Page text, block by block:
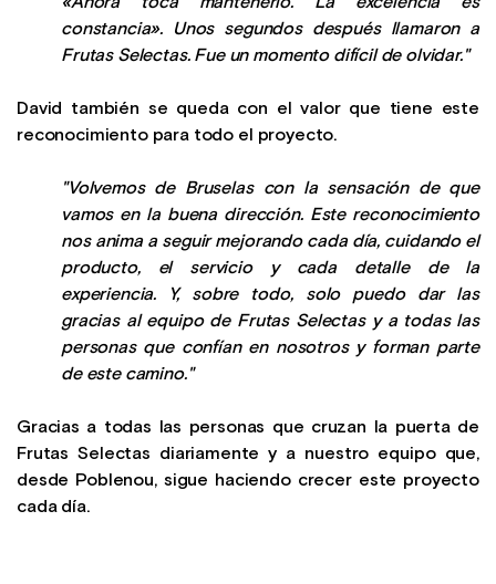
constancia». Unos segundos después llamaron a
Frutas Selectas. Fue un momento difícil de olvidar."
David también se queda con el valor que tiene este
reconocimiento para todo el proyecto.
"Volvemos de Bruselas con la sensación de que
vamos en la buena dirección. Este reconocimiento
nos anima a seguir mejorando cada día, cuidando el
producto, el servicio y cada detalle de la
experiencia. Y, sobre todo, solo puedo dar las
gracias al equipo de Frutas Selectas y a todas las
personas que confían en nosotros y forman parte
de este camino."
Gracias a todas las personas que cruzan la puerta de
Frutas Selectas diariamente y a nuestro equipo que,
desde Poblenou, sigue haciendo crecer este proyecto
cada día.